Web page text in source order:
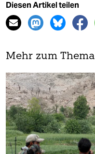
Diesen Artikel teilen
Mehr zum Thema